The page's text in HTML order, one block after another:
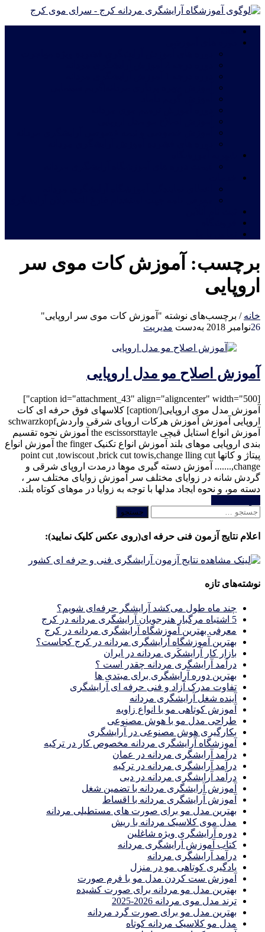
برچسب: آموزش کات موی سر
اروپایی
خانه / برچسب‌های نوشته "آموزش کات موی سر اروپایی"
26نوامبر 2018 به‌دست مدیریت
آموزش اصلاح مو مدل اروپایی
[caption id="attachment_43" align="aligncenter" width="500"]
آموزش مدل موی اروپایی[/caption] کلاسهای فوق حرفه ای کات
اروپایی آموزش آموزش هرکات اروپای شرقی واردشschwarzkopf
آموزش انواع استایل قیچی the escissorsttayle آموزش نحوه تقسیم
بندی اروپایی موهای بلند آموزش انواع تکنیک the finger آموزش انواع
پیتاژ و کاتها point cut ,towiscout ,brick cut towis,change lling cut
change,....... آموزش دسته گیری موها درمدت اروپای شرقی و
گردش شانه در زوایای مختلف سر آموزش زوایای مختلف سر ،
دسته مو، و نحوه ایجاد مدلها با توجه به زوایا در موهای کوتاه بلند.
جستجو
اعلام نتایج آزمون فنی حرفه ای(روی عکس کلیک نمایید):
نوشته‌های تازه
چند ماه طول می‌کشد آرایشگر حرفه‌ای شویم؟
5 اشتباه مرگبار هنرجویان آرایشگری مردانه در کرج
معرفی بهترین آموزشگاه آرایشگری مردانه در کرج
بهترین آموزشگاه آرایشگری مردانه در کرج کجاست؟
بازار كار آرايشكَرى مردانه در ايران
درآمد آرایشگری مردانه چقدر است ؟
بهترین دوره آرایشگری برای مبتدی ها
تفاوت مدرک آزاد و فنی حرفه ای آرایشگری
آینده شغل آرایشگری مردانه
آموزش کوتاهی مو با انواع زاویه
طراحی مدل مو با هوش مصنوعی
بکارگیری هوش مصنوعی در آرایشگری
آموزشگاه آرایشگری مردانه مخصوص کار در ترکیه
درآمد آرایشگری مردانه در عمان
درآمد آرایشگری مردانه در ترکیه
درآمد آرایشگری مردانه در دبی
آموزش آرایشگری مردانه با تضمین شغل
آموزش آرایشگری مردانه با اقساط
بهترین مدل مو برای صورت های مستطیلی مردانه
مدل موی کلاسیک مردانه با ریش
دوره آرایشگری ویژه شاغلین
کتاب آموزش آرایشگری مردانه
درآمد آرایشگری مردانه
یادگیری كوتاهى مو در منزل
آموزش ست كردن مدل مو با فرم صورت
بهترین مدل مو مردانه برای صورت کشیده
ترند مدل موی مردانه 2026-2025
بهترين مدل مو براى صورت گرد مردانه
مدل مو کلاسیک مردانه کوتاه